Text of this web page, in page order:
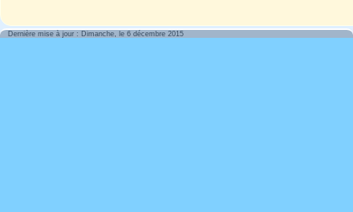
Dernière mise à jour : Dimanche, le 6 décembre 2015